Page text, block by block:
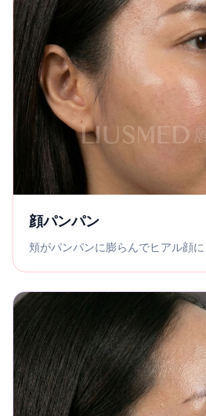
顔パンパン
頬がパンパンに膨らんでヒアル顔